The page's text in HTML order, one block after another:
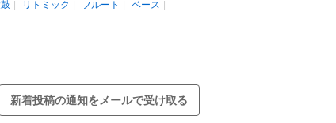
リトミック フルート
ベース
新着投稿の通知をメールで受け取る